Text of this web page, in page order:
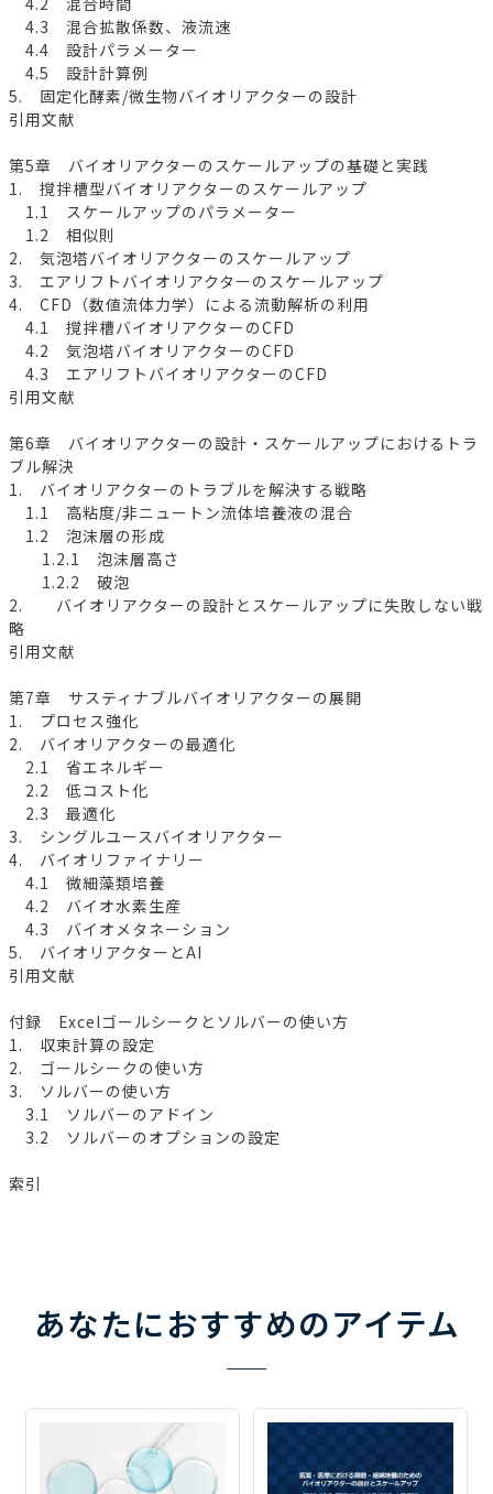
4.3 混合拡散係数、液流速
4.4 設計パラメーター
4.5 設計計算例
5. 固定化酵素/微生物バイオリアクターの設計
引用文献
第5章 バイオリアクターのスケールアップの基礎と実践
1. 撹拌槽型バイオリアクターのスケールアップ
1.1 スケールアップのパラメーター
1.2 相似則
2. 気泡塔バイオリアクターのスケールアップ
3. エアリフトバイオリアクターのスケールアップ
4. CFD（数値流体力学）による流動解析の利用
4.1 撹拌槽バイオリアクターのCFD
4.2 気泡塔バイオリアクターのCFD
4.3 エアリフトバイオリアクターのCFD
引用文献
第6章 バイオリアクターの設計・スケールアップにおけるトラ
ブル解決
1. バイオリアクターのトラブルを解決する戦略
1.1 高粘度/非ニュートン流体培養液の混合
1.2 泡沫層の形成
1.2.1 泡沫層高さ
1.2.2 破泡
2. バイオリアクターの設計とスケールアップに失敗しない戦
略
引用文献
第7章 サスティナブルバイオリアクターの展開
1. プロセス強化
2. バイオリアクターの最適化
2.1 省エネルギー
2.2 低コスト化
2.3 最適化
3. シングルユースバイオリアクター
4. バイオリファイナリー
4.1 微細藻類培養
4.2 バイオ水素生産
4.3 バイオメタネーション
5. バイオリアクターとAI
引用文献
付録 Excelゴールシークとソルバーの使い方
1. 収束計算の設定
2. ゴールシークの使い方
3. ソルバーの使い方
3.1 ソルバーのアドイン
3.2 ソルバーのオプションの設定
索引
あなたにおすすめのアイテム